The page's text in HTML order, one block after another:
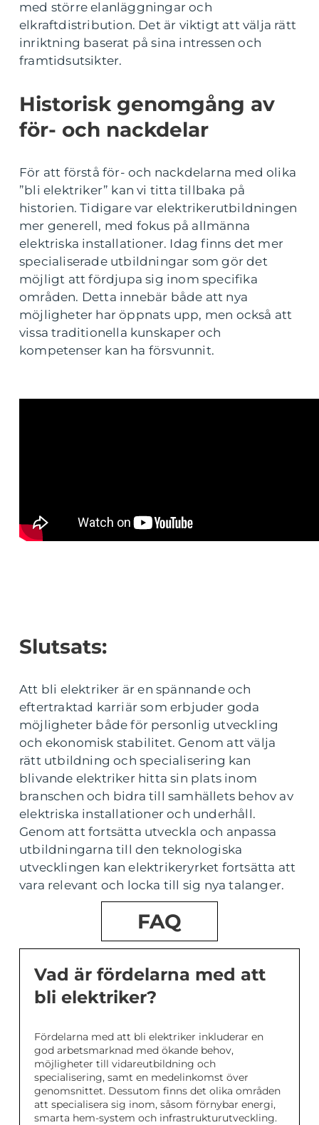
med större elanläggningar och
elkraftdistribution. Det är viktigt att välja rätt
inriktning baserat på sina intressen och
framtidsutsikter.
Historisk genomgång av
för- och nackdelar
För att förstå för- och nackdelarna med olika
”bli elektriker” kan vi titta tillbaka på
historien. Tidigare var elektrikerutbildningen
mer generell, med fokus på allmänna
elektriska installationer. Idag finns det mer
specialiserade utbildningar som gör det
möjligt att fördjupa sig inom specifika
områden. Detta innebär både att nya
möjligheter har öppnats upp, men också att
vissa traditionella kunskaper och
kompetenser kan ha försvunnit.
Slutsats:
Att bli elektriker är en spännande och
eftertraktad karriär som erbjuder goda
möjligheter både för personlig utveckling
och ekonomisk stabilitet. Genom att välja
rätt utbildning och specialisering kan
blivande elektriker hitta sin plats inom
branschen och bidra till samhällets behov av
elektriska installationer och underhåll.
Genom att fortsätta utveckla och anpassa
utbildningarna till den teknologiska
utvecklingen kan elektrikeryrket fortsätta att
vara relevant och locka till sig nya talanger.
FAQ
Vad är fördelarna med att
bli elektriker?
Fördelarna med att bli elektriker inkluderar en
god arbetsmarknad med ökande behov,
möjligheter till vidareutbildning och
specialisering, samt en medelinkomst över
genomsnittet. Dessutom finns det olika områden
att specialisera sig inom, såsom förnybar energi,
smarta hem-system och infrastrukturutveckling.